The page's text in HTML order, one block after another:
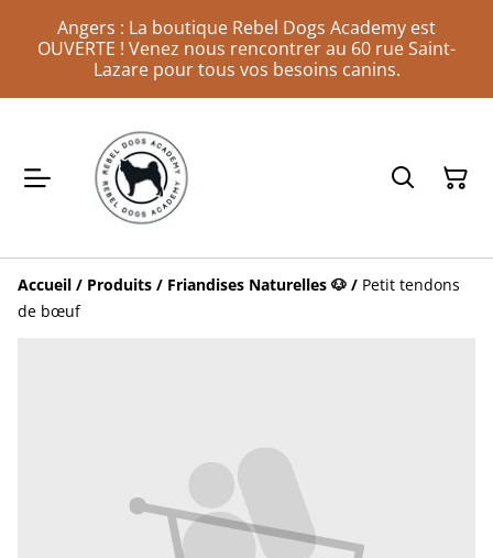
Angers : La boutique Rebel Dogs Academy est
OUVERTE ! Venez nous rencontrer au 60 rue Saint-
Lazare pour tous vos besoins canins.
Accueil / Produits / Friandises Naturelles 🐶 / Petit tendons
de bœuf